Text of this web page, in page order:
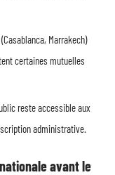
Marrakech)
certaines mutuelles
reste accessible aux
administrative.
avant le